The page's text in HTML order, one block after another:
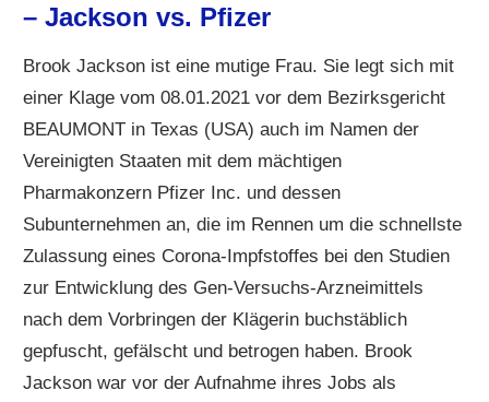
– Jackson vs. Pfizer
Brook Jackson ist eine mutige Frau. Sie legt sich mit
einer Klage vom 08.01.2021 vor dem Bezirksgericht
BEAUMONT in Texas (USA) auch im Namen der
Vereinigten Staaten mit dem mächtigen
Pharmakonzern Pfizer Inc. und dessen
Subunternehmen an, die im Rennen um die schnellste
Zulassung eines Corona-Impfstoffes bei den Studien
zur Entwicklung des Gen-Versuchs-Arzneimittels
nach dem Vorbringen der Klägerin buchstäblich
gepfuscht, gefälscht und betrogen haben. Brook
Jackson war vor der Aufnahme ihres Jobs als